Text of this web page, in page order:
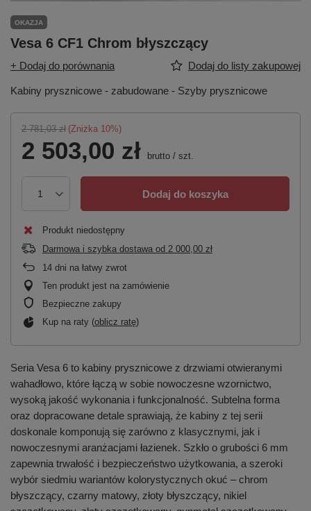
OKAZJA
Vesa 6 CF1 Chrom błyszczący
+ Dodaj do porównania Dodaj do listy zakupowej
Kabiny prysznicowe - zabudowane - Szyby prysznicowe
2 781,03 zł (Zniżka 10%)
2 503,00 zł brutto / szt.
Dodaj do koszyka
Produkt niedostępny
Darmowa i szybka dostawa od 2 000,00 zł
14 dni na łatwy zwrot
Ten produkt jest na zamówienie
Bezpieczne zakupy
Kup na raty (oblicz ratę)
Seria Vesa 6 to kabiny prysznicowe z drzwiami otwieranymi
wahadłowo, które łączą w sobie nowoczesne wzornictwo,
wysoką jakość wykonania i funkcjonalność. Subtelna forma
oraz dopracowane detale sprawiają, że kabiny z tej serii
doskonale komponują się zarówno z klasycznymi, jak i
nowoczesnymi aranżacjami łazienek. Szkło o grubości 6 mm
zapewnia trwałość i bezpieczeństwo użytkowania, a szeroki
wybór siedmiu wariantów kolorystycznych okuć – chrom
błyszczący, czarny matowy, złoty błyszczący, nikiel